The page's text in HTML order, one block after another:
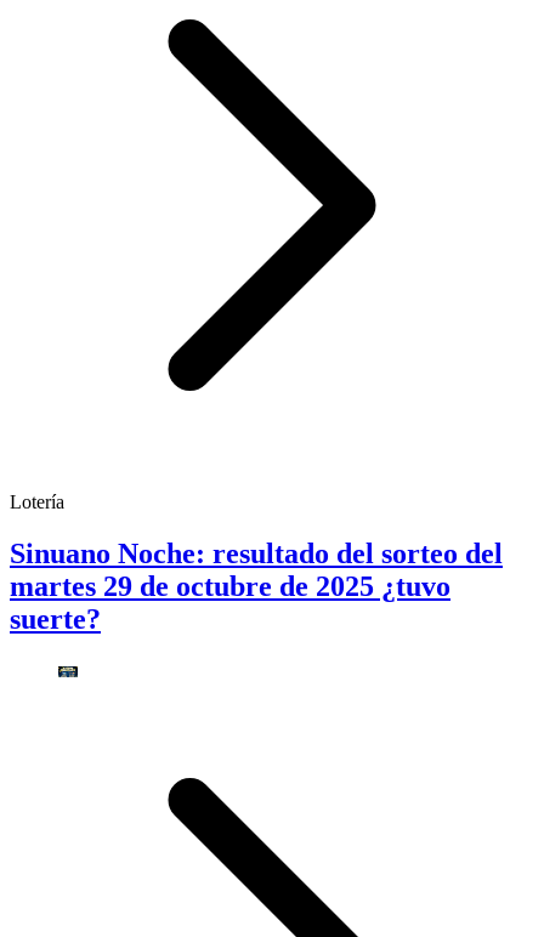
Lotería
Sinuano Noche: resultado del sorteo del
martes 29 de octubre de 2025 ¿tuvo
suerte?